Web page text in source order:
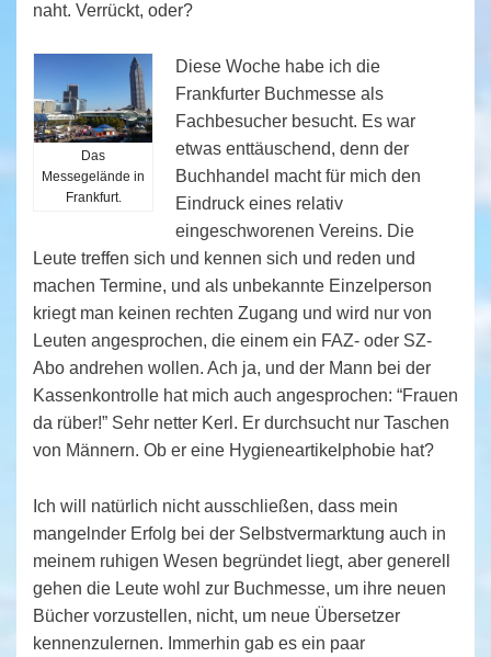
naht. Verrückt, oder?
Das
Messegelände in
Frankfurt.
Diese Woche habe ich die
Frankfurter Buchmesse als
Fachbesucher besucht. Es war
etwas enttäuschend, denn der
Buchhandel macht für mich den
Eindruck eines relativ
eingeschworenen Vereins. Die
Leute treffen sich und kennen sich und reden und
machen Termine, und als unbekannte Einzelperson
kriegt man keinen rechten Zugang und wird nur von
Leuten angesprochen, die einem ein FAZ- oder SZ-
Abo andrehen wollen. Ach ja, und der Mann bei der
Kassenkontrolle hat mich auch angesprochen: “Frauen
da rüber!” Sehr netter Kerl. Er durchsucht nur Taschen
von Männern. Ob er eine Hygieneartikelphobie hat?
Ich will natürlich nicht ausschließen, dass mein
mangelnder Erfolg bei der Selbstvermarktung auch in
meinem ruhigen Wesen begründet liegt, aber generell
gehen die Leute wohl zur Buchmesse, um ihre neuen
Bücher vorzustellen, nicht, um neue Übersetzer
kennenzulernen. Immerhin gab es ein paar